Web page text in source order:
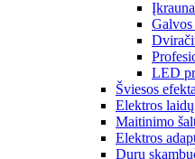
LED
Šviesos
Elektros
Maitinimo
Elektros
Durų